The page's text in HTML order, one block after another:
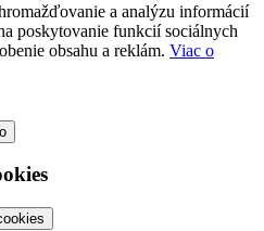
a analýzu informácií
poskytovanie funkcií sociálnych
obsahu a reklám. Viac o